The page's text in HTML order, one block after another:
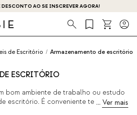
DESCONTO AO SE INSCREVER AGORA!
Procura
de Escritório / Armazenamento de escritório
ESCRITÓRIO
bom ambiente de trabalho ou estudo
escritório. É conveniente ter a